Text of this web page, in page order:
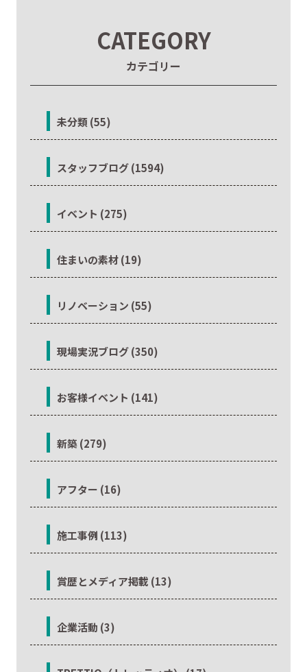
CATEGORY
カテゴリー
未分類 (55)
スタッフブログ (1594)
イベント (275)
住まいの素材 (19)
リノベーション (55)
現場実況ブログ (350)
お客様イベント (141)
新築 (279)
アフター (16)
施工事例 (113)
賞歴とメディア掲載 (13)
企業活動 (3)